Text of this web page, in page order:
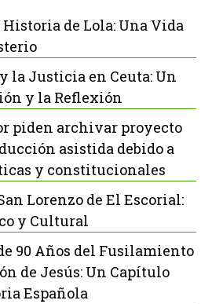
de Lola: Una Vida
la Justicia en Ceuta: Un
y la Reflexión
piden archivar proyecto
asistida debido a
y constitucionales
Lorenzo de El Escorial:
y Cultural
90 Años del Fusilamiento
de Jesús: Un Capítulo
Española